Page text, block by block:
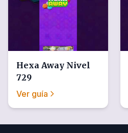
Hexa Away Nivel
729
Ver guía